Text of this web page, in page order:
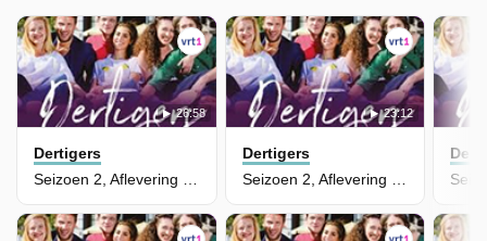
26:58
Dertigers
Seizoen 2, Aflevering 16
23:12
Dertigers
Seizoen 2, Aflevering 15